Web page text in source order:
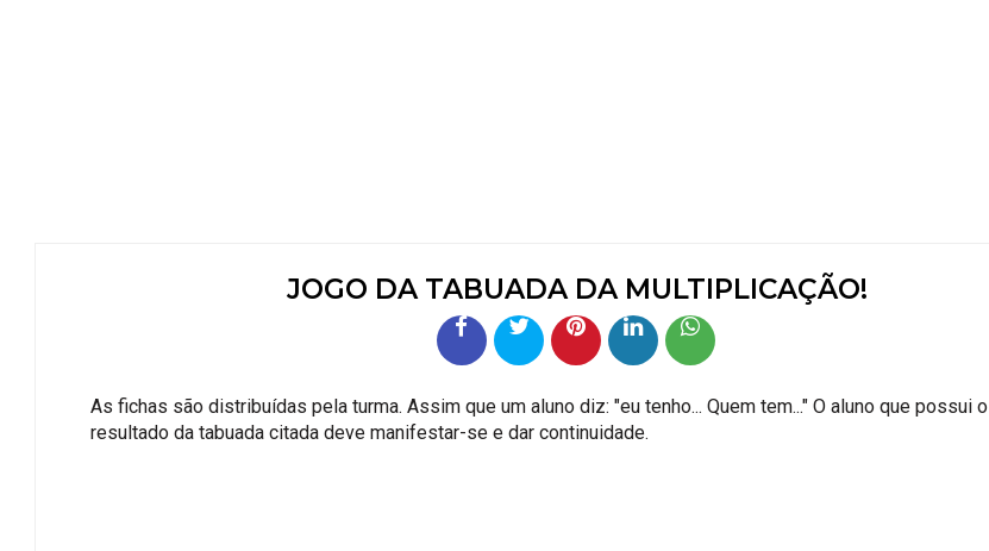
JOGO DA TABUADA DA MULTIPLICAÇÃO!
As fichas são distribuídas pela turma. Assim que um aluno diz: "eu tenho... Quem tem..." O aluno que possui o
resultado da tabuada citada deve manifestar-se e dar continuidade.